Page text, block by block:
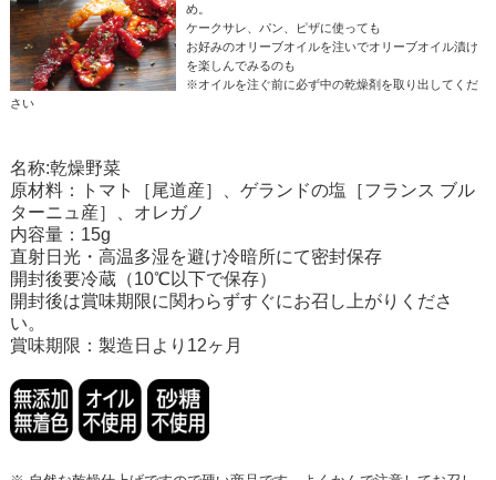
め。
ケークサレ、パン、ピザに使っても
お好みのオリーブオイルを注いでオリーブオイル漬け
を楽しんでみるのも
※オイルを注ぐ前に必ず中の乾燥剤を取り出してくだ
さい
名称:乾燥野菜
原材料：トマト［尾道産］、ゲランドの塩［フランス ブル
ターニュ産］、オレガノ
内容量：15g
直射日光・高温多湿を避け冷暗所にて密封保存
開封後要冷蔵（10℃以下で保存）
開封後は賞味期限に関わらずすぐにお召し上がりくださ
い。
賞味期限：製造日より12ヶ月